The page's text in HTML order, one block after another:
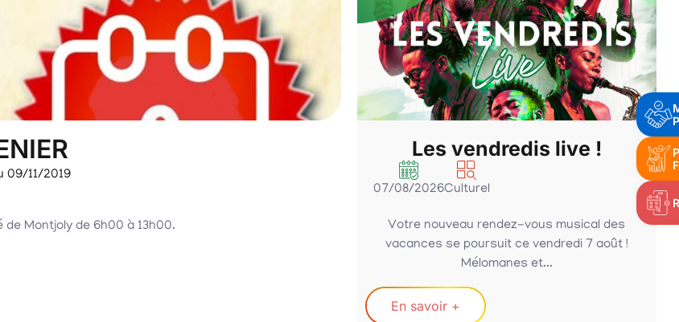
09/11/2019
Montjoly de 6h00 à 13h00.
Les vendredis live !
07/08/2026Culturel
Votre nouveau rendez-vous musical des
vacances se poursuit ce vendredi 7 août !
Mélomanes et...
En savoir +